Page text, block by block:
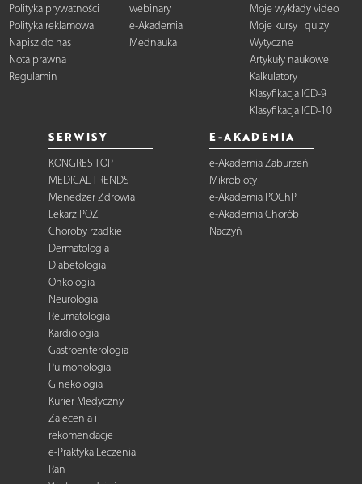
Polityka prywatności
Polityka reklamowa
Napisz do nas
Nota prawna
Regulamin
webinary
e-Akademia
Mednauka
Moje wykłady video
Moje kursy i quizy
Wytyczne
Artykuły naukowe
Kalkulatory
Klasyfikacja ICD-9
Klasyfikacja ICD-10
SERWISY
KONGRES TOP
MEDICAL TRENDS
Menedżer Zdrowia
Lekarz POZ
Choroby rzadkie
Dermatologia
Diabetologia
Onkologia
Neurologia
Reumatologia
Kardiologia
Gastroenterologia
Pulmonologia
Ginekologia
Kurier Medyczny
Zalecenia i
rekomendacje
e-Praktyka Leczenia
Ran
E-AKADEMIA
e-Akademia Zaburzeń
Mikrobioty
e-Akademia POChP
e-Akademia Chorób
Naczyń